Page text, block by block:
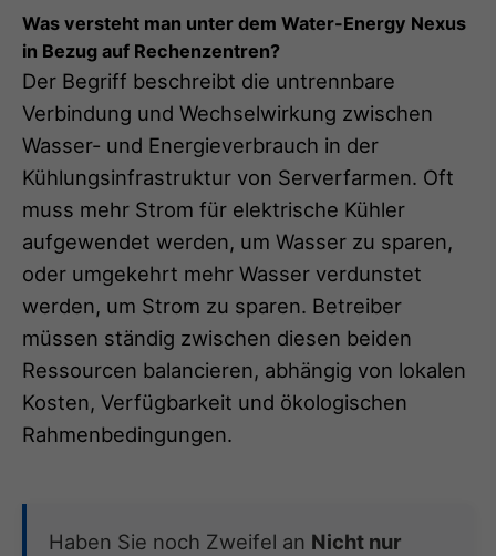
Was versteht man unter dem Water-Energy Nexus
in Bezug auf Rechenzentren?
Der Begriff beschreibt die untrennbare
Verbindung und Wechselwirkung zwischen
Wasser- und Energieverbrauch in der
Kühlungsinfrastruktur von Serverfarmen. Oft
muss mehr Strom für elektrische Kühler
aufgewendet werden, um Wasser zu sparen,
oder umgekehrt mehr Wasser verdunstet
werden, um Strom zu sparen. Betreiber
müssen ständig zwischen diesen beiden
Ressourcen balancieren, abhängig von lokalen
Kosten, Verfügbarkeit und ökologischen
Rahmenbedingungen.
Haben Sie noch Zweifel an Nicht nur